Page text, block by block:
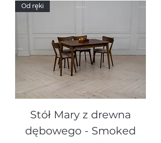
Od ręki
Stół Mary z drewna
dębowego - Smoked